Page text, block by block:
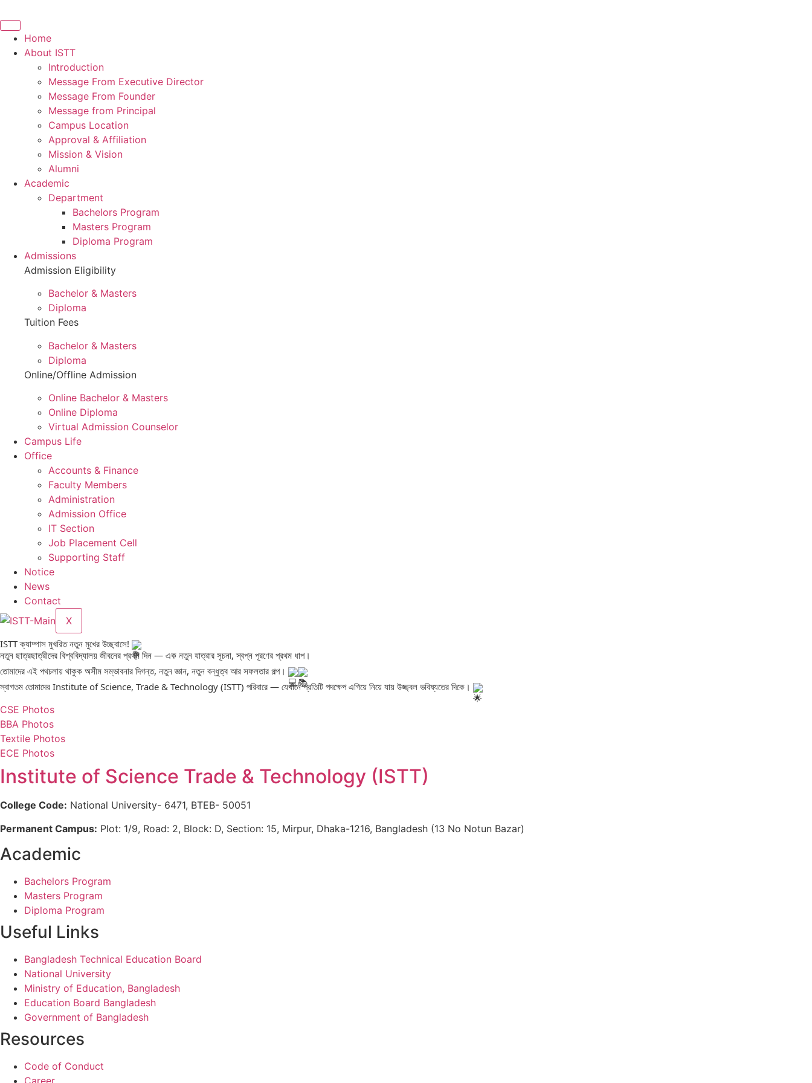
Home
About ISTT
Introduction
Message From Executive Director
Message From Founder
Message from Principal
Campus Location
Approval & Affiliation
Mission & Vision
Alumni
Academic
Department
Bachelors Program
Masters Program
Diploma Program
Admissions
Admission Eligibility
Bachelor & Masters
Diploma
Tuition Fees
Bachelor & Masters
Diploma
Online/Offline Admission
Online Bachelor & Masters
Online Diploma
Virtual Admission Counselor
Campus Life
Office
Accounts & Finance
Faculty Members
Administration
Admission Office
IT Section
Job Placement Cell
Supporting Staff
Notice
News
Contact
X
ISTT ক্যাম্পাস মুখরিত নতুন মুখের উচ্ছ্বাসে!
নতুন ছাত্রছাত্রীদের বিশ্ববিদ্যালয় জীবনের প্রথম দিন — এক নতুন যাত্রার সূচনা, স্বপ্ন পূরণের প্রথম ধাপ।
তোমাদের এই পথচলায় থাকুক অসীম সম্ভাবনার দিগন্ত, নতুন জ্ঞান, নতুন বন্ধুত্ব আর সফলতার গল্প।
স্বাগতম তোমাদের Institute of Science, Trade & Technology (ISTT) পরিবারে — যেখানে প্রতিটি পদক্ষেপ এগিয়ে নিয়ে যায় উজ্জ্বল ভবিষ্যতের দিকে।
CSE Photos
BBA Photos
Textile Photos
ECE Photos
Institute of Science Trade & Technology (ISTT)
College Code: National University- 6471, BTEB- 50051
Permanent Campus: Plot: 1/9, Road: 2, Block: D, Section: 15, Mirpur, Dhaka-1216, Bangladesh (13 No Notun Bazar)
Academic
Bachelors Program
Masters Program
Diploma Program
Useful Links
Bangladesh Technical Education Board
National University
Ministry of Education, Bangladesh
Education Board Bangladesh
Government of Bangladesh
Resources
Code of Conduct
Career